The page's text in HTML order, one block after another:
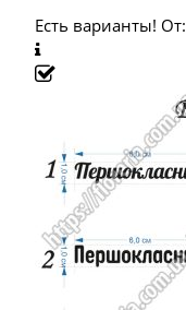
Есть варианты! От: